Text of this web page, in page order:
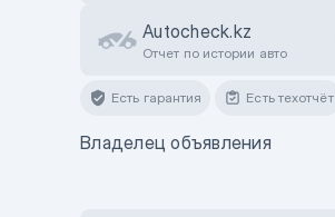
Autocheck.kz
Отчет по истории авто
Есть гарантия Есть техотчёт
Владелец объявления